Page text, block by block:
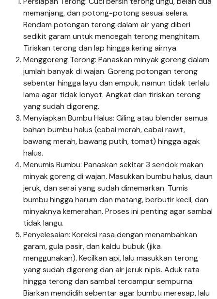
memanjang, dan potong-potong sesuai selera.
Rendam potongan terong dalam air yang diberi
sedikit garam untuk mencegah terong menghitam.
Tiriskan terong dan lap hingga kering airnya.
Menggoreng Terong: Panaskan minyak goreng dalam
jumlah banyak di wajan. Goreng potongan terong
sebentar hingga layu dan empuk, namun tidak terlalu
lama agar tidak lonyot. Angkat dan tiriskan terong
yang sudah digoreng.
Menyiapkan Bumbu Halus: Giling atau blender semua
bahan bumbu halus (cabai merah, cabai rawit,
bawang merah, bawang putih, tomat) hingga agak
halus.
Menumis Bumbu: Panaskan sekitar 3 sendok makan
minyak goreng di wajan. Masukkan bumbu halus, daun
jeruk, dan serai yang sudah dimemarkan. Tumis
bumbu hingga harum dan matang, berbutir kecil, dan
minyaknya kemerahan. Proses ini penting agar sambal
tidak langu.
Penyelesaian: Koreksi rasa dengan menambahkan
garam, gula pasir, dan kaldu bubuk (jika
menggunakan). Kecilkan api, lalu masukkan terong
yang sudah digoreng dan air jeruk nipis. Aduk rata
hingga terong dan sambal tercampur sempurna.
Biarkan mendidih sebentar agar bumbu meresap, lalu